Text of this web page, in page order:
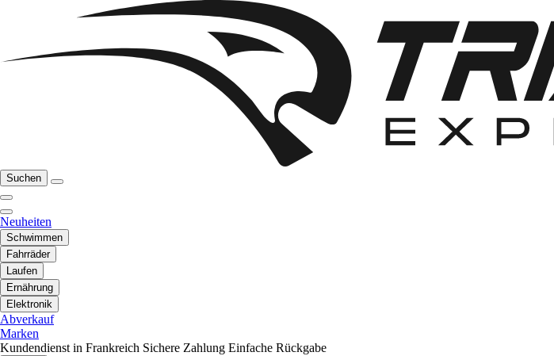
Suchen
Neuheiten
Schwimmen
Fahrräder
Laufen
Ernährung
Elektronik
Abverkauf
Marken
Kundendienst in Frankreich Sichere Zahlung Einfache Rückgabe